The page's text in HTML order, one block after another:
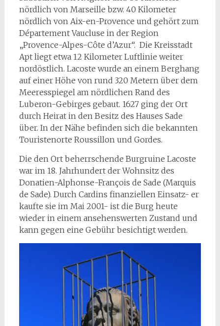
nördlich von Marseille bzw. 40 Kilometer
nördlich von Aix-en-Provence und gehört zum
Département Vaucluse in der Region
„Provence-Alpes-Côte d’Azur“. Die Kreisstadt
Apt liegt etwa 12 Kilometer Luftlinie weiter
nordöstlich. Lacoste wurde an einem Berghang
auf einer Höhe von rund 320 Metern über dem
Meeresspiegel am nördlichen Rand des
Luberon-Gebirges gebaut. 1627 ging der Ort
durch Heirat in den Besitz des Hauses Sade
über. In der Nähe befinden sich die bekannten
Touristenorte Roussillon und Gordes.
Die den Ort beherrschende Burgruine Lacoste
war im 18. Jahrhundert der Wohnsitz des
Donatien-Alphonse-François de Sade (Marquis
de Sade). Durch Cardins finanziellen Einsatz- er
kaufte sie im Mai 2001- ist die Burg heute
wieder in einem ansehenswerten Zustand und
kann gegen eine Gebühr besichtigt werden.